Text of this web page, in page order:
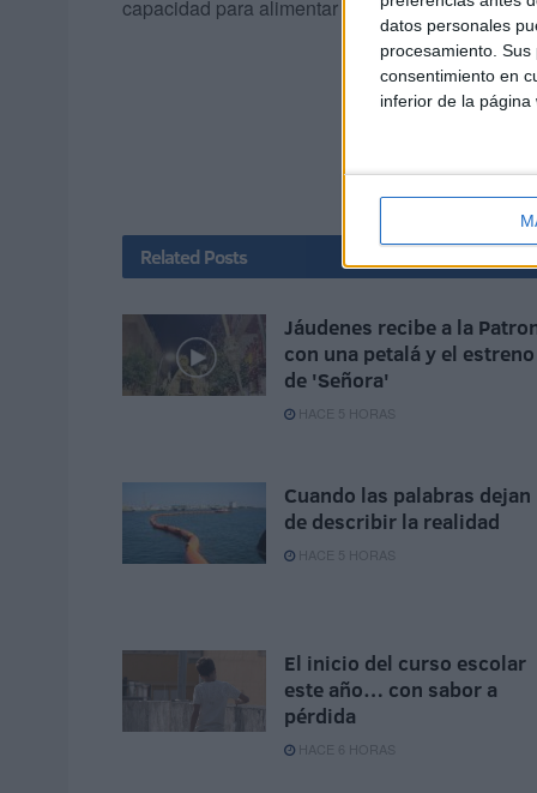
datos personales
procesamiento.
consentimiento en
inferior de la página
capacidad para alimentar toda una vida y,
Related Posts
Jáudenes recibe a la
con una petalá y el estreno
de 'Señora'
HACE 5 HORAS
Cuando las palabras dejan
de describir la realidad
HACE 5 HORAS
El inicio del curso escolar
este año… con sabor a
pérdida
HACE 6 HORAS